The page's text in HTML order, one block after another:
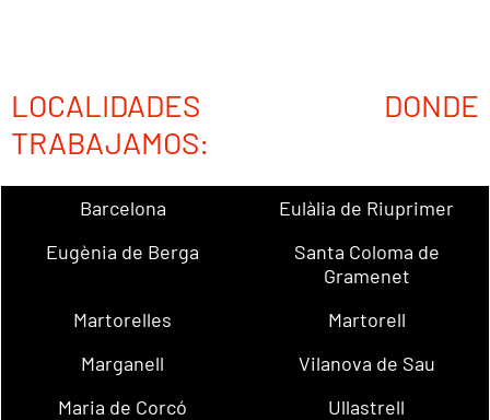
LOCALIDADES DONDE
TRABAJAMOS:
Barcelona
Eulàlia de Riuprimer
Eugènia de Berga
Santa Coloma de
Gramenet
Martorelles
Martorell
Marganell
Vilanova de Sau
Maria de Corcó
Ullastrell